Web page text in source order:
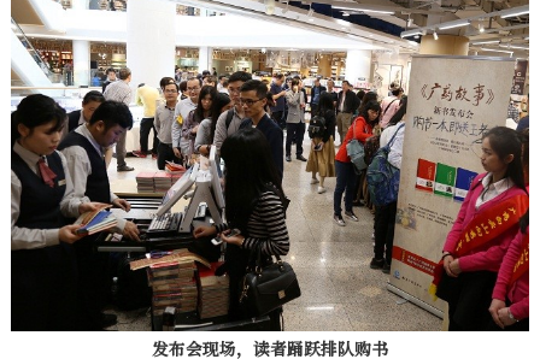
发布会现场，读者踊跃排队购书